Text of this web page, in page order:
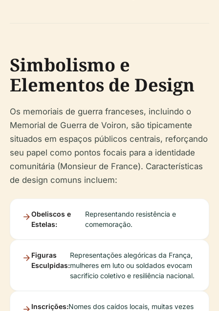
Simbolismo e
Elementos de Design
Os memoriais de guerra franceses, incluindo o
Memorial de Guerra de Voiron, são tipicamente
situados em espaços públicos centrais, reforçando
seu papel como pontos focais para a identidade
comunitária (Monsieur de France). Características
de design comuns incluem:
Obeliscos e
Estelas:
Representando resistência e
comemoração.
Figuras
Esculpidas:
Representações alegóricas da França,
mulheres em luto ou soldados evocam
sacrifício coletivo e resiliência nacional.
Inscrições:Nomes dos caídos locais, muitas vezes